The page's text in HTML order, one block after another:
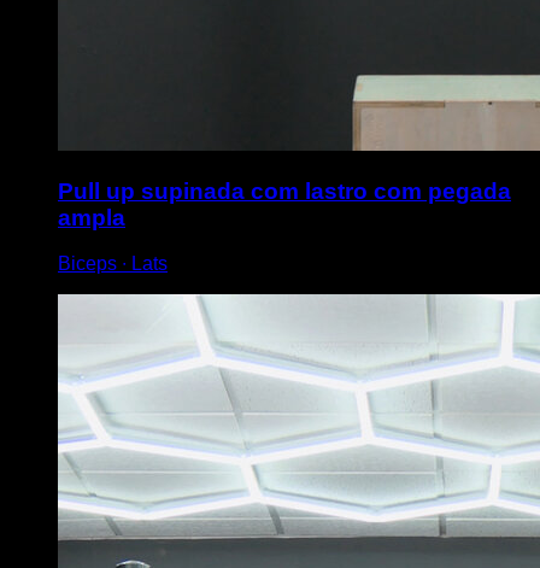
Pull up supinada com lastro com pegada
ampla
Biceps ∙ Lats